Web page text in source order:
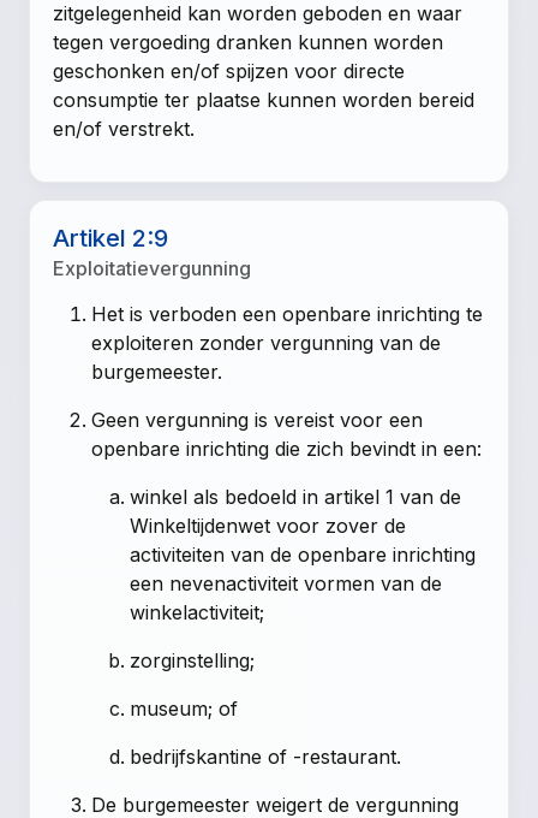
zitgelegenheid kan worden geboden en waar
tegen vergoeding dranken kunnen worden
geschonken en/of spijzen voor directe
consumptie ter plaatse kunnen worden bereid
en/of verstrekt.
Artikel 2:9
Exploitatievergunning
Het is verboden een openbare inrichting te
exploiteren zonder vergunning van de
burgemeester.
Geen vergunning is vereist voor een
openbare inrichting die zich bevindt in een:
winkel als bedoeld in artikel 1 van de
Winkeltijdenwet voor zover de
activiteiten van de openbare inrichting
een nevenactiviteit vormen van de
winkelactiviteit;
zorginstelling;
museum; of
bedrijfskantine of -restaurant.
De burgemeester weigert de vergunning